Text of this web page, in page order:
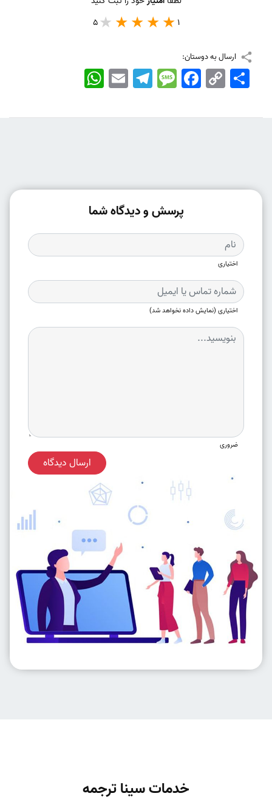
1
5
ارسال به دوستان:
WhatsApp EmailTelegramMessageFacebook Copy
Link
اشتراک
پرسش و دیدگاه شما
اختیاری
اختیاری (نمایش داده نخواهد شد)
ضروری
ارسال دیدگاه
خدمات سینا ترجمه